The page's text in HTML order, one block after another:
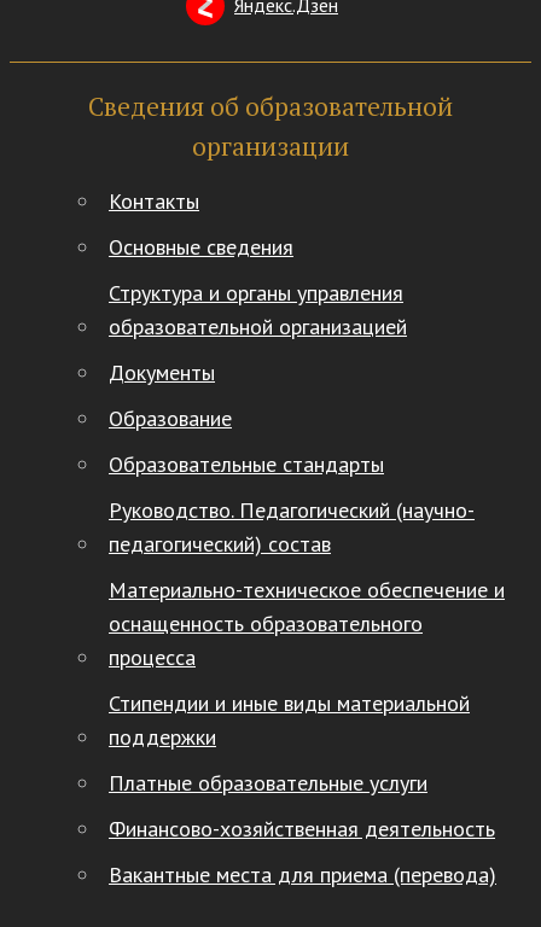
Сведения об образовательной
организации
Контакты
Основные сведения
Структура и органы управления
образовательной организацией
Документы
Образование
Образовательные стандарты
Руководство. Педагогический (научно-
педагогический) состав
Материально-техническое обеспечение и
оснащенность образовательного
процесса
Стипендии и иные виды материальной
поддержки
Платные образовательные услуги
Финансово-хозяйственная деятельность
Вакантные места для приема (перевода)